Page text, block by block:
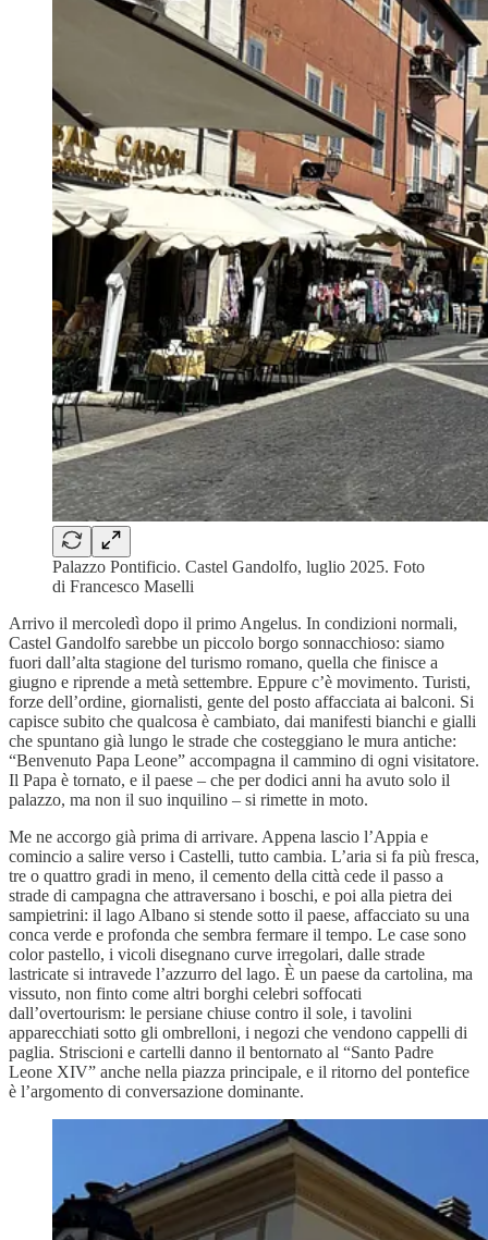
Palazzo Pontificio. Castel Gandolfo, luglio 2025. Foto
di Francesco Maselli
Arrivo il mercoledì dopo il primo Angelus. In condizioni normali,
Castel Gandolfo sarebbe un piccolo borgo sonnacchioso: siamo
fuori dall’alta stagione del turismo romano, quella che finisce a
giugno e riprende a metà settembre. Eppure c’è movimento. Turisti,
forze dell’ordine, giornalisti, gente del posto affacciata ai balconi. Si
capisce subito che qualcosa è cambiato, dai manifesti bianchi e gialli
che spuntano già lungo le strade che costeggiano le mura antiche:
“Benvenuto Papa Leone” accompagna il cammino di ogni visitatore.
Il Papa è tornato, e il paese – che per dodici anni ha avuto solo il
palazzo, ma non il suo inquilino – si rimette in moto.
Me ne accorgo già prima di arrivare. Appena lascio l’Appia e
comincio a salire verso i Castelli, tutto cambia. L’aria si fa più fresca,
tre o quattro gradi in meno, il cemento della città cede il passo a
strade di campagna che attraversano i boschi, e poi alla pietra dei
sampietrini: il lago Albano si stende sotto il paese, affacciato su una
conca verde e profonda che sembra fermare il tempo. Le case sono
color pastello, i vicoli disegnano curve irregolari, dalle strade
lastricate si intravede l’azzurro del lago. È un paese da cartolina, ma
vissuto, non finto come altri borghi celebri soffocati
dall’overtourism: le persiane chiuse contro il sole, i tavolini
apparecchiati sotto gli ombrelloni, i negozi che vendono cappelli di
paglia. Striscioni e cartelli danno il bentornato al “Santo Padre
Leone XIV” anche nella piazza principale, e il ritorno del pontefice
è l’argomento di conversazione dominante.